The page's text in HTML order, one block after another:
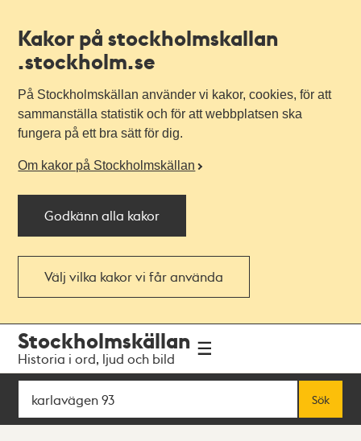
Kakor på stockholmskallan
.stockholm.se
På Stockholmskällan använder vi kakor, cookies, för att
sammanställa statistik och för att webbplatsen ska
fungera på ett bra sätt för dig.
Om kakor på Stockholmskällan
Godkänn alla kakor
Välj vilka kakor vi får använda
navigationen
huvudinnehållet
Stockholmskällan
Historia i ord, ljud och bild
Sök
Sök